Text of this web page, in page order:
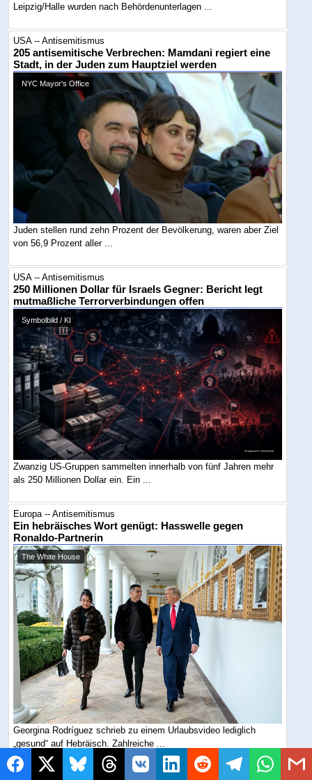
Leipzig/Halle wurden nach Behördenunterlagen ...
USA -- Antisemitismus
205 antisemitische Verbrechen: Mamdani regiert eine
Stadt, in der Juden zum Hauptziel werden
NYC Mayor's Office
Juden stellen rund zehn Prozent der Bevölkerung, waren aber Ziel
von 56,9 Prozent aller ...
USA -- Antisemitismus
250 Millionen Dollar für Israels Gegner: Bericht legt
mutmaßliche Terrorverbindungen offen
Symbolbild / KI
Zwanzig US-Gruppen sammelten innerhalb von fünf Jahren mehr
als 250 Millionen Dollar ein. Ein ...
Europa -- Antisemitismus
Ein hebräisches Wort genügt: Hasswelle gegen
Ronaldo-Partnerin
The White House
Georgina Rodríguez schrieb zu einem Urlaubsvideo lediglich
„gesund“ auf Hebräisch. Zahlreiche ...